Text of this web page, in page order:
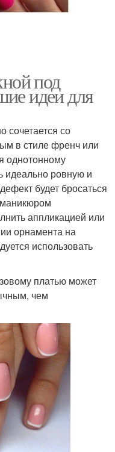
под
идеи для
сочетается со
в стиле френч или
однотонному
идеально ровную и
будет бросаться
аппликацией или
орнамента на
использовать
платью может
чем